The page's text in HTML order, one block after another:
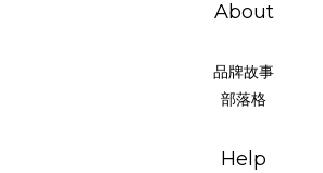
About
品牌故事
部落格
Help